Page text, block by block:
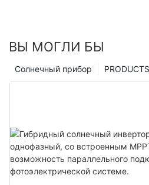
ВЫ МОГЛИ БЫ
PRODUCTS
Солнечный прибор